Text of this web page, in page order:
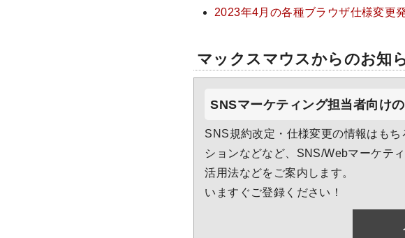
2023年4月の各種ブラウザ仕様変更
マックスマウスからのお知
SNSマーケティング担当者向け
SNS規約改定・仕様変更の情報はも
ションなどなど、SNS/Webマーケテ
活用法などをご案内します。
いますぐご登録ください！